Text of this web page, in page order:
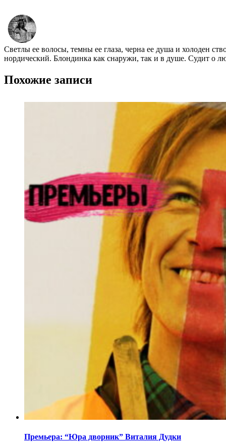
Светлы ее волосы, темны ее глаза, черна ее душа и холоден
нордический. Блондинка как снаружи, так и в душе. Судит о
Похожие записи
Премьера: “Юра дворник” Виталия Дудки